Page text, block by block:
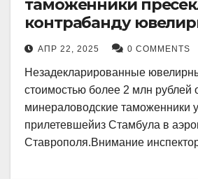
таможенники
контрабанду
изделий на 2 млн
АПР 22, 2025 0 COMMENTS
Незадекларированные
стоимостью более 2 млн рублей
минераловодские таможенники
прилетевшейиз Стамбула в
Ставрополя.Внимание